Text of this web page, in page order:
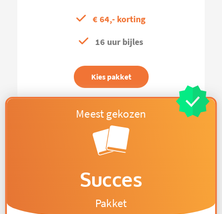
€ 64,- korting
16 uur bijles
Kies pakket
Succes
Pakket